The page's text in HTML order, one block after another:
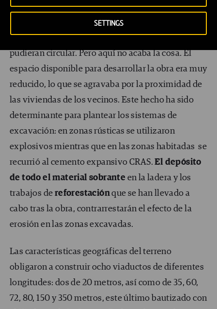
SETTINGS
Iguaná dificultaba las tareas de acceso de la
maquinaria y los vehículos del proyecto. Fue
pudieran circular. Pero aquí no acaba la cosa. El
espacio disponible para desarrollar la obra era muy
reducido, lo que se agravaba por la proximidad de
las viviendas de los vecinos. Este hecho ha sido
determinante para plantear los sistemas de
excavación: en zonas rústicas se utilizaron
explosivos mientras que en las zonas habitadas se
recurrió al cemento expansivo CRAS.El depósito
de todo el material sobrante en la ladera y los
trabajos de reforestaciónque se han llevado a
cabo tras la obra, contrarrestarán el efecto de la
erosión en las zonas excavadas.
Las características geográficas del terreno
obligaron a construir ocho viaductos de diferentes
longitudes: dos de 20 metros, así como de 35, 60,
72, 80, 150 y 350 metros, este último bautizado con